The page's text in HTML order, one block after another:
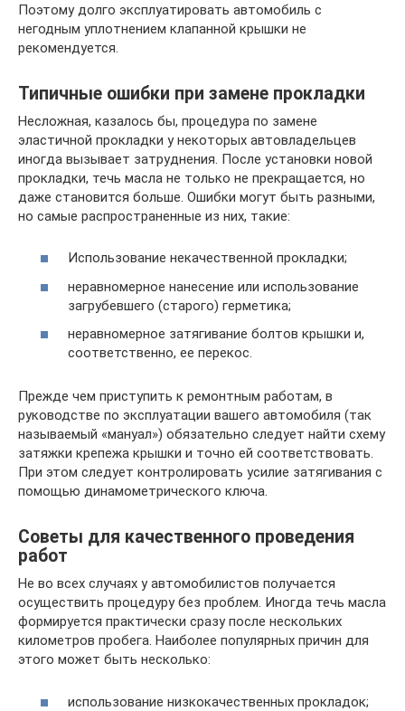
Поэтому долго эксплуатировать автомобиль с
негодным уплотнением клапанной крышки не
рекомендуется.
Типичные ошибки при замене прокладки
Несложная, казалось бы, процедура по замене
эластичной прокладки у некоторых автовладельцев
иногда вызывает затруднения. После установки новой
прокладки, течь масла не только не прекращается, но
даже становится больше. Ошибки могут быть разными,
но самые распространенные из них, такие:
Использование некачественной прокладки;
неравномерное нанесение или использование
загрубевшего (старого) герметика;
неравномерное затягивание болтов крышки и,
соответственно, ее перекос.
Прежде чем приступить к ремонтным работам, в
руководстве по эксплуатации вашего автомобиля (так
называемый «мануал») обязательно следует найти схему
затяжки крепежа крышки и точно ей соответствовать.
При этом следует контролировать усилие затягивания с
помощью динамометрического ключа.
Советы для качественного проведения
работ
Не во всех случаях у автомобилистов получается
осуществить процедуру без проблем. Иногда течь масла
формируется практически сразу после нескольких
километров пробега. Наиболее популярных причин для
этого может быть несколько:
использование низкокачественных прокладок;